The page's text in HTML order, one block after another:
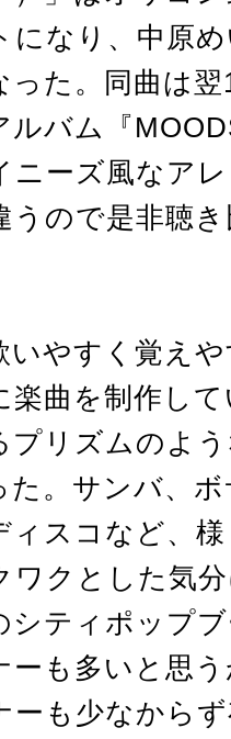
になり、中原
った。同曲は
ルバム『
ニーズ風なア
うので是非聴
いやすく覚え
楽曲を制作し
プリズムのよ
た。サンバ、
ィスコなど、
ワクとした気
シティポップ
ーも多いと思
ーも少なから